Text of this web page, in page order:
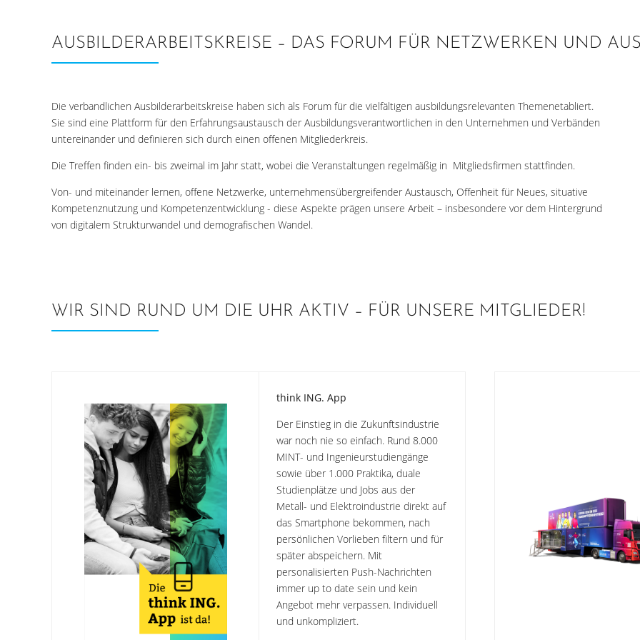
AUSBILDERARBEITSKREISE – DAS FORUM FÜR NETZWERKEN UND
Die verbandlichen Ausbilderarbeitskreise haben sich als Forum für die vielfältigen ausbildungsrelevanten Themenetabliert.
Sie sind eine Plattform für den Erfahrungsaustausch der Ausbildungsverantwortlichen in den Unternehmen und Verbänden
untereinander und definieren sich durch einen offenen Mitgliederkreis.
Die Treffen finden ein- bis zweimal im Jahr statt, wobei die Veranstaltungen regelmäßig in Mitgliedsfirmen stattfinden.
Von- und miteinander lernen, offene Netzwerke, unternehmensübergreifender Austausch, Offenheit für Neues, situative
Kompetenznutzung und Kompetenzentwicklung - diese Aspekte prägen unsere Arbeit – insbesondere vor dem Hintergrund
von digitalem Strukturwandel und demografischen Wandel.
WIR SIND RUND UM DIE UHR AKTIV – FÜR UNSERE MITGLIEDER!
think ING. App
Der Einstieg in die Zukunftsindustrie
war noch nie so einfach. Rund 8.000
MINT- und Ingenieurstudiengänge
sowie über 1.000 Praktika, duale
Studienplätze und Jobs aus der
Metall- und Elektroindustrie direkt auf
das Smartphone bekommen, nach
persönlichen Vorlieben filtern und für
später abspeichern. Mit
personalisierten Push-Nachrichten
immer up to date sein und kein
Angebot mehr verpassen. Individuell
und unkompliziert.